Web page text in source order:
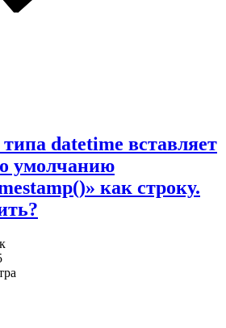
datetime вставляет
умолчанию
как строку.